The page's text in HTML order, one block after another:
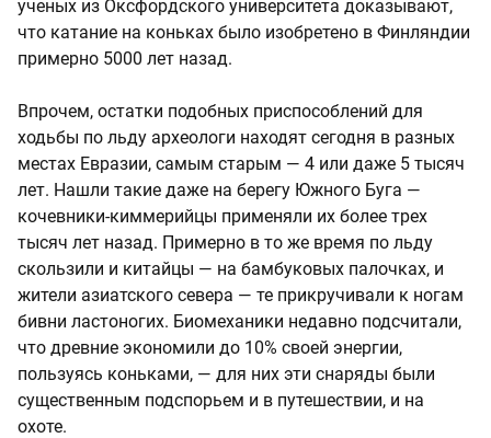
ученых из Оксфордского университета доказывают,
что катание на коньках было изобретено в Финляндии
примерно 5000 лет назад.
Впрочем, остатки подобных приспособлений для
ходьбы по льду археологи находят сегодня в разных
местах Евразии, самым старым — 4 или даже 5 тысяч
лет. Нашли такие даже на берегу Южного Буга —
кочевники-киммерийцы применяли их более трех
тысяч лет назад. Примерно в то же время по льду
скользили и китайцы — на бамбуковых палочках, и
жители азиатского севера — те прикручивали к ногам
бивни ластоногих. Биомеханики недавно подсчитали,
что древние экономили до 10% своей энергии,
пользуясь коньками, — для них эти снаряды были
существенным подспорьем и в путешествии, и на
охоте.